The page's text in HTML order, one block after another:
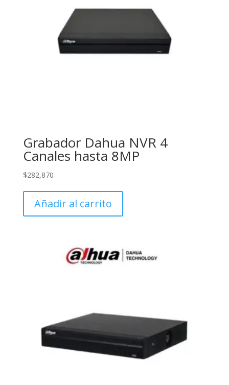
Grabador Dahua NVR 4
Canales hasta 8MP
$282,870
Añadir al carrito